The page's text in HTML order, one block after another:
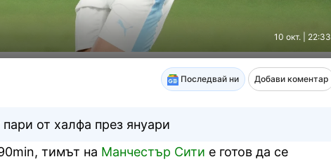
10 окт. | 22:33
Последвай ни Добави коментар
от халфа през януари
тимът на Манчестър Сити е готов да се